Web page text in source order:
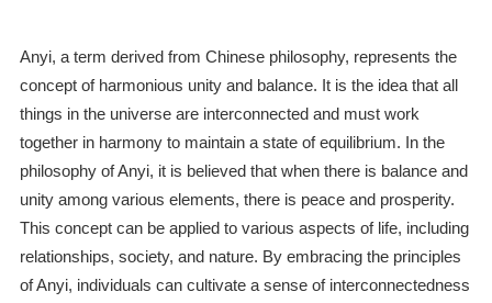
Anyi, a term derived from Chinese philosophy, represents the
concept of harmonious unity and balance. It is the idea that all
things in the universe are interconnected and must work
together in harmony to maintain a state of equilibrium. In the
philosophy of Anyi, it is believed that when there is balance and
unity among various elements, there is peace and prosperity.
This concept can be applied to various aspects of life, including
relationships, society, and nature. By embracing the principles
of Anyi, individuals can cultivate a sense of interconnectedness